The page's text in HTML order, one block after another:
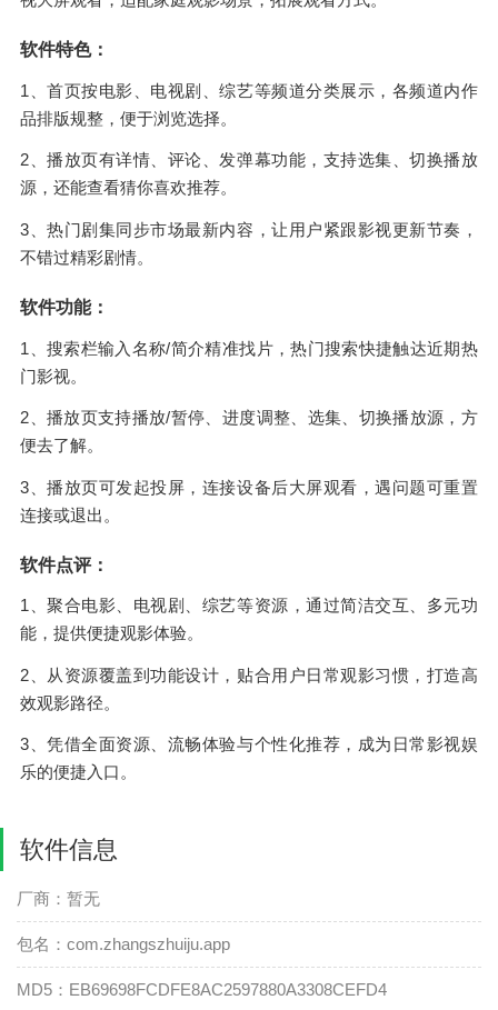
软件特色：
1、首页按电影、电视剧、综艺等频道分类展示，各频道内作
品排版规整，便于浏览选择。
2、播放页有详情、评论、发弹幕功能，支持选集、切换播放
源，还能查看猜你喜欢推荐。
3、热门剧集同步市场最新内容，让用户紧跟影视更新节奏，
不错过精彩剧情。
软件功能：
1、搜索栏输入名称/简介精准找片，热门搜索快捷触达近期热
门影视。
2、播放页支持播放/暂停、进度调整、选集、切换播放源，方
便去了解。
3、播放页可发起投屏，连接设备后大屏观看，遇问题可重置
连接或退出。
软件点评：
1、聚合电影、电视剧、综艺等资源，通过简洁交互、多元功
能，提供便捷观影体验。
2、从资源覆盖到功能设计，贴合用户日常观影习惯，打造高
效观影路径。
3、凭借全面资源、流畅体验与个性化推荐，成为日常影视娱
乐的便捷入口。
软件信息
厂商：暂无
包名：com.zhangszhuiju.app
MD5：EB69698FCDFE8AC2597880A3308CEFD4